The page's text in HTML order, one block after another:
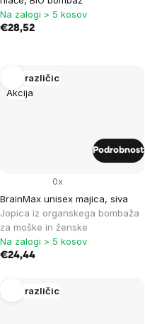
Na zalogi > 5 kosov
€28,52
Akcija
Več različic
BrainMax unisex majica, siva
Jopica iz organskega bombaža
za moške in ženske
0x
Na zalogi > 5 kosov
€24,44
Podrobnost
Več različic